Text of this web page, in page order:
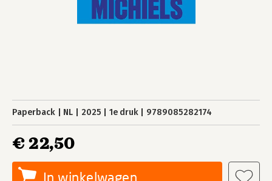
Paperback NL 2025 1e druk 9789085282174
€ 22,50
In winkelwagen